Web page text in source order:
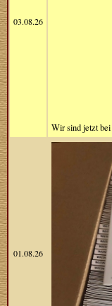
03.08.26
Wir sind jetzt bei
01.08.26